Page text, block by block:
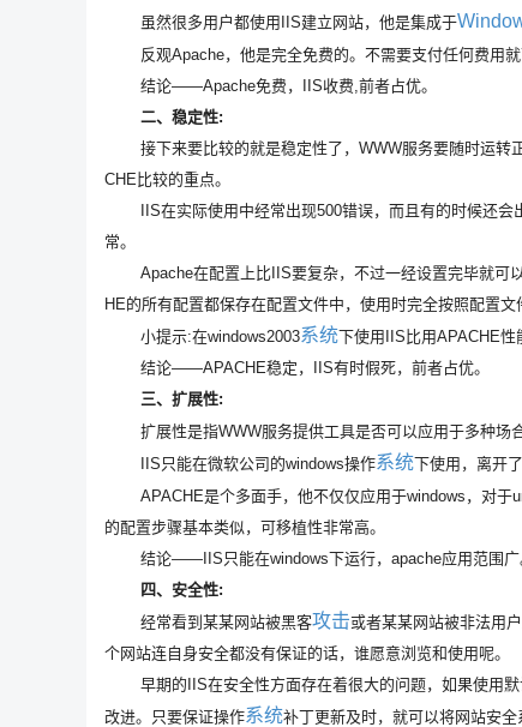
虽然很多用户都使用IIS建立网站，他是集成于
反观Apache，他是完全免费的。不需要支付任何费用就
结论——Apache免费，IIS收费,前者占优。
二、稳定性:
接下来要比较的就是稳定性了，WWW服务要随时运转
CHE比较的重点。
IIS在实际使用中经常出现500错误，而且有的时候还会
常。
Apache在配置上比IIS要复杂，不过一经设置完毕就可以
HE的所有配置都保存在配置文件中，使用时完全按照配置
小提示:在windows2003系统下使用IIS比用APACHE性
结论——APACHE稳定，IIS有时假死，前者占优。
三、扩展性:
扩展性是指WWW服务提供工具是否可以应用于多种场
IIS只能在微软公司的windows操作系统下使用，离开
APACHE是个多面手，他不仅仅应用于windows，对于
的配置步骤基本类似，可移植性非常高。
结论——IIS只能在windows下运行，apache应用范围广
四、安全性:
经常看到某某网站被黑客攻击或者某某网站被非法用
个网站连自身安全都没有保证的话，谁愿意浏览和使用呢。
早期的IIS在安全性方面存在着很大的问题，如果使用默
改进。只要保证操作系统补丁更新及时，就可以将网站安